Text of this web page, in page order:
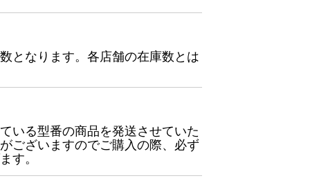
となります。各店舗の在庫数とは
いる型番の商品を発送させていた
ございますのでご購入の際、必ず
す。